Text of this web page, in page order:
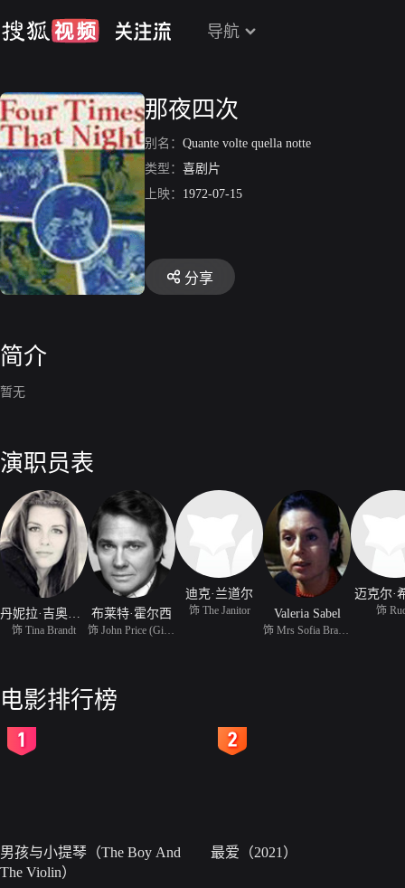
导航
那夜四次
别名： Quante volte quella notte
类型： 喜剧片
上映： 1972-07-15
分享
简介
暂无
演职员表
饰 Tina Brandt
布莱特·霍尔西
迪克·兰道尔
饰 The Janitor Valeria Sabel
迈克尔·
饰
电影排行榜
男孩与小提琴（The Boy And
The Violin）
最爱（2021）